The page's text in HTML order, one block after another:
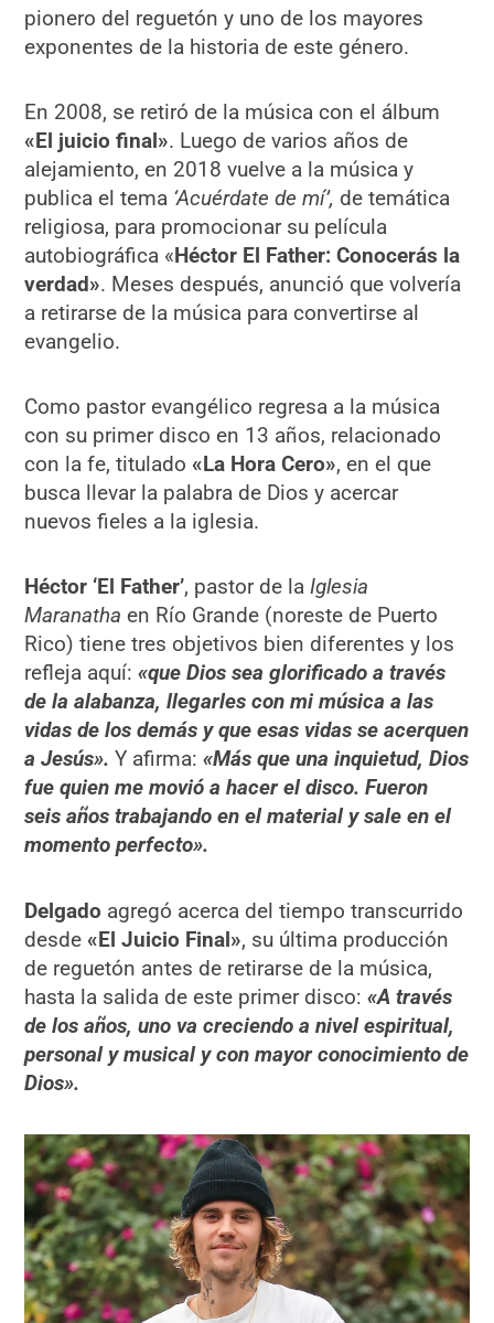
pionero del reguetón y uno de los mayores
exponentes de la historia de este género.​
En 2008, se retiró de la música con el álbum
«El juicio final». Luego de varios años de
alejamiento, en 2018 vuelve a la música y
publica el tema ‘Acuérdate de mí’, de temática
religiosa, para promocionar su película
autobiográfica «Héctor El Father: Conocerás la
verdad». Meses después, anunció que volvería
a retirarse de la música para convertirse al
evangelio. ​
Como pastor evangélico regresa a la música
con su primer disco en 13 años, relacionado
con la fe, titulado «La Hora Cero», en el que
busca llevar la palabra de Dios y acercar
nuevos fieles a la iglesia.
Héctor ‘El Father’, pastor de laIglesia
Maranatha en Río Grande (noreste de Puerto
Rico) tiene tres objetivos bien diferentes y los
refleja aquí:«que Dios sea glorificado a través
de la alabanza, llegarles con mi música a las
vidas de los demás y que esas vidas se acerquen
a Jesús». Y afirma:«Más que una inquietud, Dios
fue quien me movió a hacer el disco. Fueron
seis años trabajando en el material y sale en el
momento perfecto».
Delgado agregó acerca del tiempo transcurrido
desde «El Juicio Final», su última producción
de reguetón antes de retirarse de la música,
hasta la salida de este primer disco:«A través
de los años, uno va creciendo a nivel espiritual,
personal y musical y con mayor conocimiento de
Dios».